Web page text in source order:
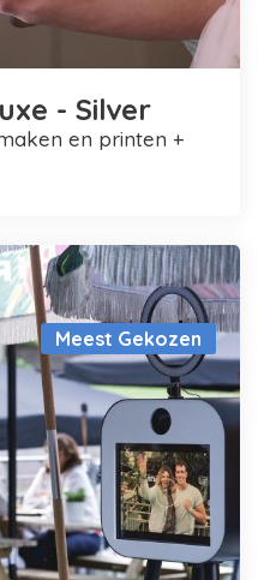
- Silver
Meest Gekozen